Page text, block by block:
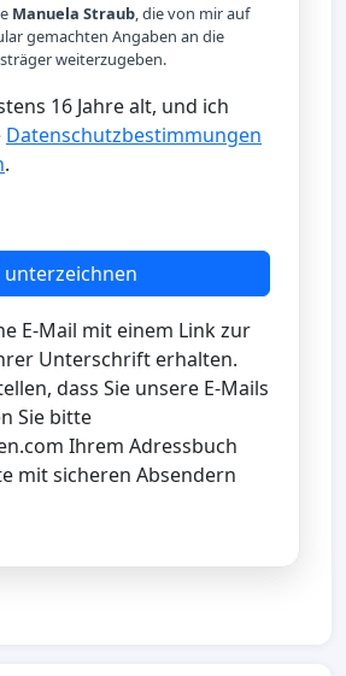
Manuela Straub, die von mir auf
gemachten Angaben an die
weiterzugeben.
16 Jahre alt, und ich
Datenschutzbestimmungen
.
unterzeichnen
E-Mail mit einem Link zur
Unterschrift erhalten.
dass Sie unsere E-Mails
Sie bitte
Ihrem Adressbuch
mit sicheren Absendern